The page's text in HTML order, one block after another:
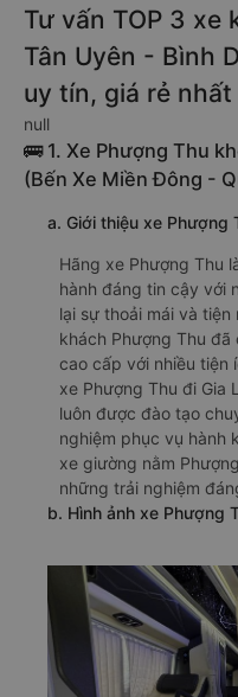
Tư vấn TOP 3 xe
Tân Uyên - Bình
uy tín, giá rẻ
null
🚌 1. Xe Phượng Thu
(Bến Xe Miền Đông -
a. Giới thiệu xe Phượng
Hãng xe Phượng Thu
hành đáng tin cậy với
lại sự thoải mái và
khách Phượng Thu
cao cấp với nhiều tiện
xe Phượng Thu đi Gia
luôn được đào tạo
nghiệm phục vụ hành
xe giường nằm
những trải nghiệm
b. Hình ảnh xe Phượng